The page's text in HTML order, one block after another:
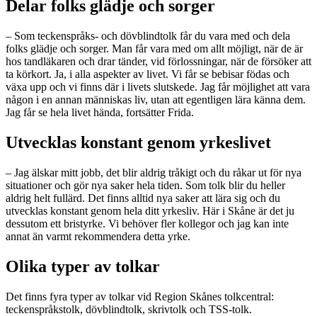
Delar folks glädje och sorger
– Som teckenspråks- och dövblindtolk får du vara med och dela
folks glädje och sorger. Man får vara med om allt möjligt, när de är
hos tandläkaren och drar tänder, vid förlossningar, när de försöker att
ta körkort. Ja, i alla aspekter av livet. Vi får se bebisar födas och
växa upp och vi finns där i livets slutskede. Jag får möjlighet att vara
någon i en annan människas liv, utan att egentligen lära känna dem.
Jag får se hela livet hända, fortsätter Frida.
Utvecklas konstant genom yrkeslivet
– Jag älskar mitt jobb, det blir aldrig tråkigt och du råkar ut för nya
situationer och gör nya saker hela tiden. Som tolk blir du heller
aldrig helt fullärd. Det finns alltid nya saker att lära sig och du
utvecklas konstant genom hela ditt yrkesliv. Här i Skåne är det ju
dessutom ett bristyrke. Vi behöver fler kollegor och jag kan inte
annat än varmt rekommendera detta yrke.
Olika typer av tolkar
Det finns fyra typer av tolkar vid Region Skånes tolkcentral:
teckenspråkstolk, dövblindtolk, skrivtolk och TSS-tolk.